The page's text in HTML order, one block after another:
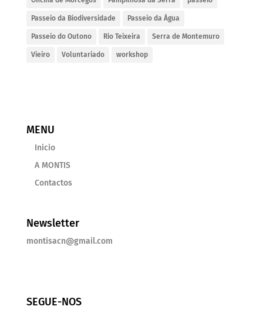
Passeio da Biodiversidade Passeio da Água
Passeio do Outono Rio Teixeira Serra de Montemuro
Vieiro Voluntariado workshop
MENU
Inicio
A MONTIS
Contactos
Newsletter
montisacn@gmail.com
SEGUE-NOS